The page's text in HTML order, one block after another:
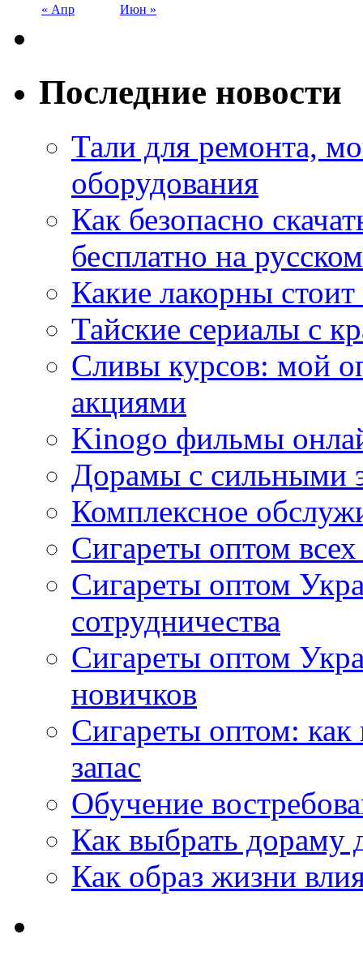
« Апр Июн »
Последние новости
Тали для ремонта,
оборудования
Как безопасно
бесплатно на
Какие лакорны
Тайские сериалы с
Сливы курсов: мой
акциями
Kinogo фильмы
Дорамы с сильными
Комплексное
Сигареты оптом
Сигареты оптом
сотрудничества
Сигареты оптом
новичков
Сигареты оптом:
запас
Обучение
Как выбрать дораму
Как образ жизни